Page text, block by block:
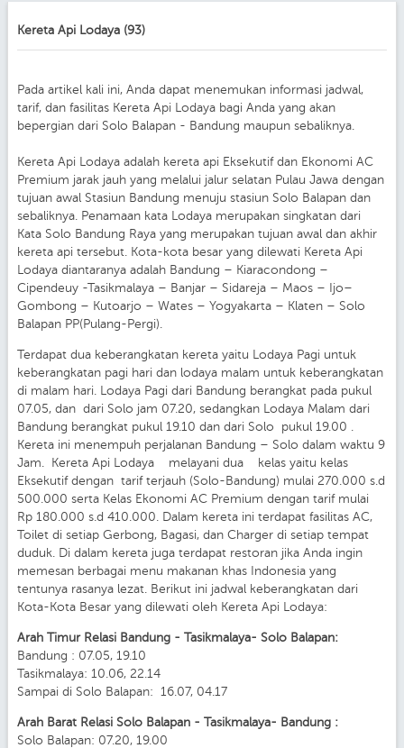
Kereta Api Lodaya (93)
Pada artikel kali ini, Anda dapat menemukan informasi jadwal,
tarif, dan fasilitas Kereta Api Lodaya bagi Anda yang akan
bepergian dari Solo Balapan - Bandung maupun sebaliknya.
Kereta Api Lodaya adalah kereta api Eksekutif dan Ekonomi AC
Premium jarak jauh yang melalui jalur selatan Pulau Jawa dengan
tujuan awal Stasiun Bandung menuju stasiun Solo Balapan dan
sebaliknya. Penamaan kata Lodaya merupakan singkatan dari
Kata Solo Bandung Raya yang merupakan tujuan awal dan akhir
kereta api tersebut. Kota-kota besar yang dilewati Kereta Api
Lodaya diantaranya adalah Bandung – Kiaracondong –
Cipendeuy -Tasikmalaya – Banjar – Sidareja – Maos – Ijo–
Gombong – Kutoarjo – Wates – Yogyakarta – Klaten – Solo
Balapan PP(Pulang-Pergi).
Terdapat dua keberangkatan kereta yaitu Lodaya Pagi untuk
keberangkatan pagi hari dan lodaya malam untuk keberangkatan
di malam hari. Lodaya Pagi dari Bandung berangkat pada pukul
07.05, dan dari Solo jam 07.20, sedangkan Lodaya Malam dari
Bandung berangkat pukul 19.10 dan dari Solo pukul 19.00 .
Kereta ini menempuh perjalanan Bandung – Solo dalam waktu 9
Jam. Kereta Api Lodaya melayani dua kelas yaitu kelas
Eksekutif dengan tarif terjauh (Solo-Bandung) mulai 270.000 s.d
500.000 serta Kelas Ekonomi AC Premium dengan tarif mulai
Rp 180.000 s.d 410.000. Dalam kereta ini terdapat fasilitas AC,
Toilet di setiap Gerbong, Bagasi, dan Charger di setiap tempat
duduk. Di dalam kereta juga terdapat restoran jika Anda ingin
memesan berbagai menu makanan khas Indonesia yang
tentunya rasanya lezat. Berikut ini jadwal keberangkatan dari
Kota-Kota Besar yang dilewati oleh Kereta Api Lodaya:
Arah Timur Relasi Bandung - Tasikmalaya- Solo Balapan:
Bandung : 07.05, 19.10
Tasikmalaya: 10.06, 22.14
Sampai di Solo Balapan: 16.07, 04.17
Arah Barat Relasi Solo Balapan - Tasikmalaya- Bandung :
Solo Balapan: 07.20, 19.00